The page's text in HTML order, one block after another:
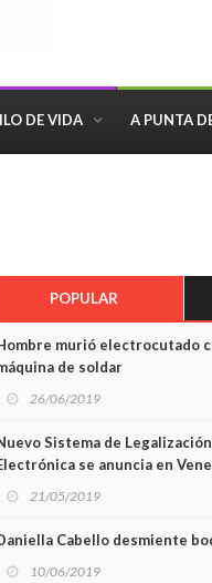
DE VIDA A PUNTA
POPULAR
murió electrocutado
de soldar
26/06/2019
Sistema de
se anuncia en
21/05/2019
Cabello desmiente
10/06/2019